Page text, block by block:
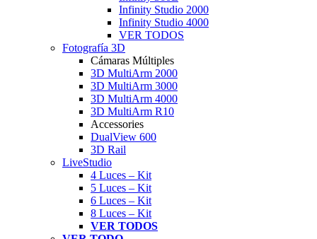
Infinity Studio 2000
Infinity Studio 4000
VER TODOS
Fotografía 3D
Cámaras Múltiples
3D MultiArm 2000
3D MultiArm 3000
3D MultiArm 4000
3D MultiArm R10
Accessories
DualView 600
3D Rail
LiveStudio
4 Luces – Kit
5 Luces – Kit
6 Luces – Kit
8 Luces – Kit
VER TODOS